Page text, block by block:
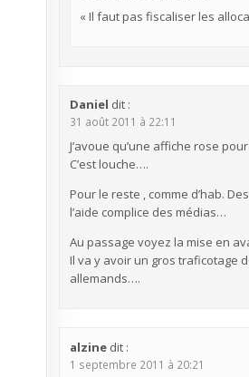
« Il faut pas fiscaliser les
Daniel dit :
31 août 2011 à 22:11
J’avoue qu’une affiche rose
C’est louche….
Pour le reste , comme d’hab.
l’aide complice des médias…
Au passage voyez la mise en
Il va y avoir un gros traficotage
allemands….
alzine dit :
1 septembre 2011 à 20:21